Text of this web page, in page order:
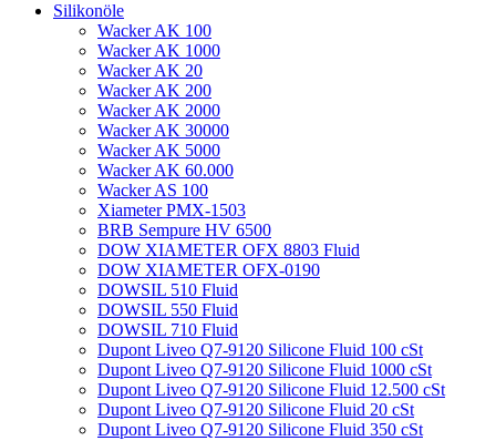
Silikonöle
Wacker AK 100
Wacker AK 1000
Wacker AK 20
Wacker AK 200
Wacker AK 2000
Wacker AK 30000
Wacker AK 5000
Wacker AK 60.000
Wacker AS 100
Xiameter PMX-1503
BRB Sempure HV 6500
DOW XIAMETER OFX 8803 Fluid
DOW XIAMETER OFX-0190
DOWSIL 510 Fluid
DOWSIL 550 Fluid
DOWSIL 710 Fluid
Dupont Liveo Q7-9120 Silicone Fluid 100 cSt
Dupont Liveo Q7-9120 Silicone Fluid 1000 cSt
Dupont Liveo Q7-9120 Silicone Fluid 12.500 cSt
Dupont Liveo Q7-9120 Silicone Fluid 20 cSt
Dupont Liveo Q7-9120 Silicone Fluid 350 cSt